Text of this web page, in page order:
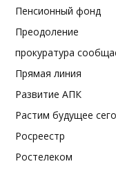
Пенсионный фонд
Преодоление
прокуратура
Прямая линия
Развитие АПК
Растим будущее
Росреестр
Ростелеком